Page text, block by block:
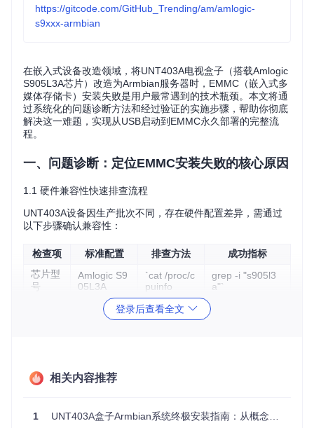
https://gitcode.com/GitHub_Trending/am/amlogic-
s9xxx-armbian
在嵌入式设备改造领域，将UNT403A电视盒子（搭载Amlogic
S905L3A芯片）改造为Armbian服务器时，EMMC（嵌入式多
媒体存储卡）安装失败是用户最常遇到的技术瓶颈。本文将通
过系统化的问题诊断方法和经过验证的实施步骤，帮助你彻底
解决这一难题，实现从USB启动到EMMC永久部署的完整流
程。
一、问题诊断：定位EMMC安装失败的核心原因
1.1 硬件兼容性快速排查流程
UNT403A设备因生产批次不同，存在硬件配置差异，需通过
以下步骤确认兼容性：
检查项 标准配置 排查方法
成功指标
芯片型
号
Amlogic S9
05L3A
`cat /proc/c
puinfo
grep -i "s905l3
a"`
`lsblk
⚠️ 风险提示：部分早期批次设备存在EMMC控制器兼容性
1.2 软件配置错误识别矩阵
登录后查看全文
相关内容推荐
1 UNT403A盒子Armbian系统终极安装指南：从概念到实践